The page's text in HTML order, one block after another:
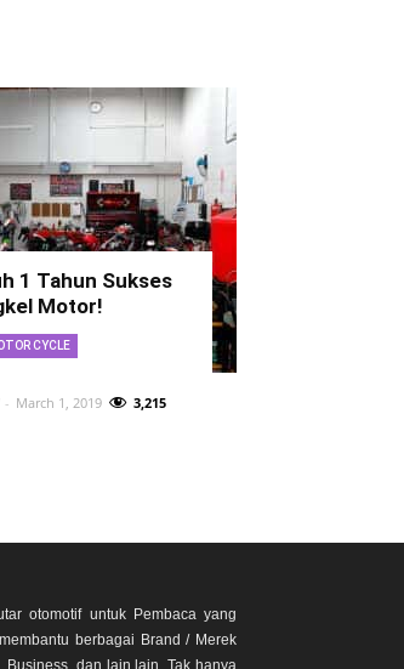
1 Tahun Sukses
Motor!
CYCLE
- March 1, 2019 3,215
otomotif untuk Pembaca yang
berbagai Brand / Merek
dan lain lain. Tak hanya